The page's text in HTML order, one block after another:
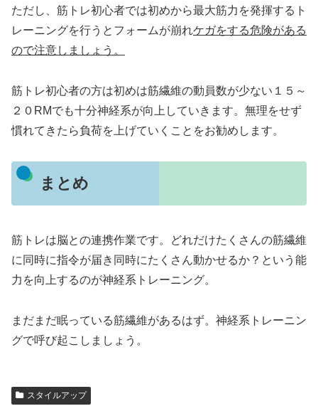
ただし、筋トレ初心者では初めから最大筋力を発揮するト
レーニングを行うとフォームが崩れケガをする危険がある
ので注意しましょう。
筋トレ初心者の方は初めは筋繊維の動員数が少ない１５～
２０RMでも十分神経系が向上していきます。無理をせず
慣れてきたら負荷を上げていくことをお勧めします。
まとめ
筋トレは脳との連携作業です。どれだけたくさんの筋繊維
に同時に指令が届き同時にたくさん動かせるか？という能
力を向上するのが神経系トレーニング。
まだまだ眠っている筋繊維があるはず。神経系トレーニン
グで呼び起こしましょう。
スタイルアップ